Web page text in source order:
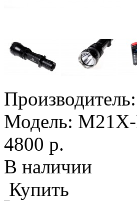
Производитель:
Модель:
4800 р.
В наличии
Купить